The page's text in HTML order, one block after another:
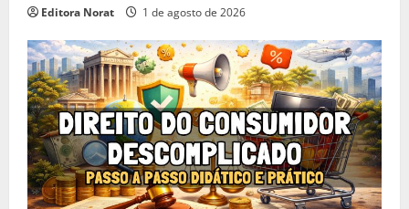
Editora Norat 1 de agosto de 2026